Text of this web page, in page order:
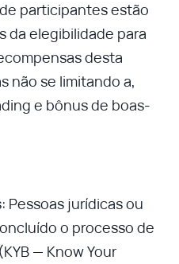
participantes estão
da elegibilidade para
desta
não se limitando a,
e bônus de boas-
jurídicas ou
o processo de
— Know Your